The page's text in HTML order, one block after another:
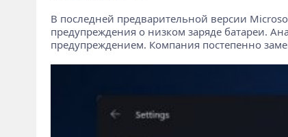
В последней предварительной версии
предупреждения о низком заряде батареи.
предупреждением. Компания постепенно